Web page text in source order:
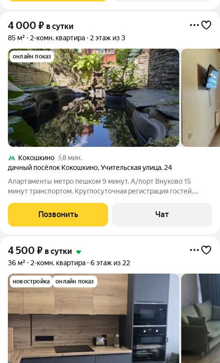
4 000 ₽ в сутки
85 м² 2-комн. квартира 2 этаж из 3
онлайн показ
Кокошкино
8 мин.
дачный посёлок Кокошкино,Учительская улица, 24
Апартаменты метро пешком 9 минут. А/порт Внуково 15
минут транспортом. Круглосуточная регистрация гостей.
совместном пользовании с другими гостями. Недопустимо
употребление алкоголя.
Позвонить Чат
4 500 ₽ в сутки
36 м² 2-комн. квартира 6 этаж из 22
новостройка онлайн показ